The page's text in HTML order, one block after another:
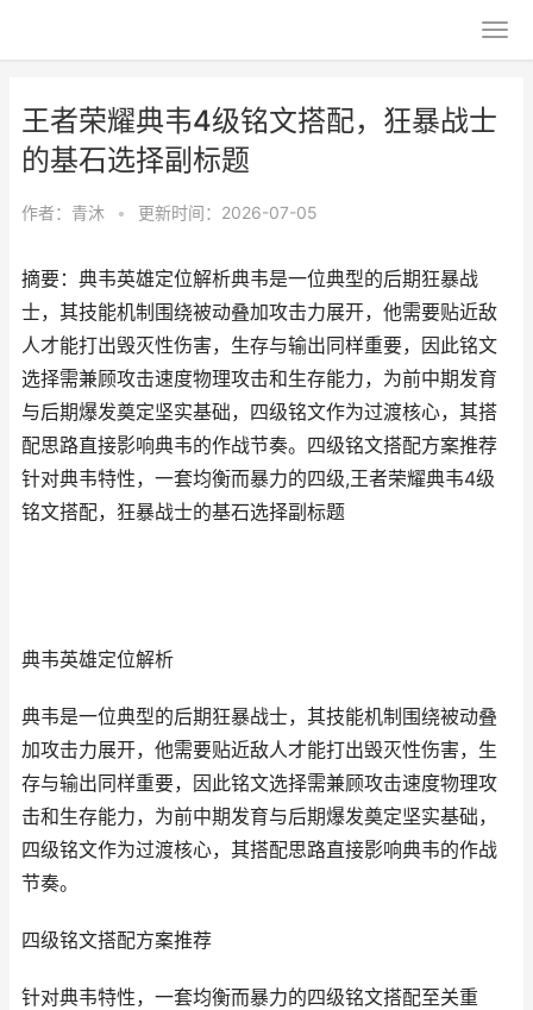
王者荣耀典韦4级铭文搭配，狂暴战士
的基石选择副标题
作者： 青沐 • 更新时间：2026-07-05
摘要：典韦英雄定位解析典韦是一位典型的后期狂暴战
士，其技能机制围绕被动叠加攻击力展开，他需要贴近敌
人才能打出毁灭性伤害，生存与输出同样重要，因此铭文
选择需兼顾攻击速度物理攻击和生存能力，为前中期发育
与后期爆发奠定坚实基础，四级铭文作为过渡核心，其搭
配思路直接影响典韦的作战节奏。四级铭文搭配方案推荐
针对典韦特性，一套均衡而暴力的四级,王者荣耀典韦4级
铭文搭配，狂暴战士的基石选择副标题
典韦英雄定位解析
典韦是一位典型的后期狂暴战士，其技能机制围绕被动叠
加攻击力展开，他需要贴近敌人才能打出毁灭性伤害，生
存与输出同样重要，因此铭文选择需兼顾攻击速度物理攻
击和生存能力，为前中期发育与后期爆发奠定坚实基础，
四级铭文作为过渡核心，其搭配思路直接影响典韦的作战
节奏。
四级铭文搭配方案推荐
针对典韦特性，一套均衡而暴力的四级铭文搭配至关重